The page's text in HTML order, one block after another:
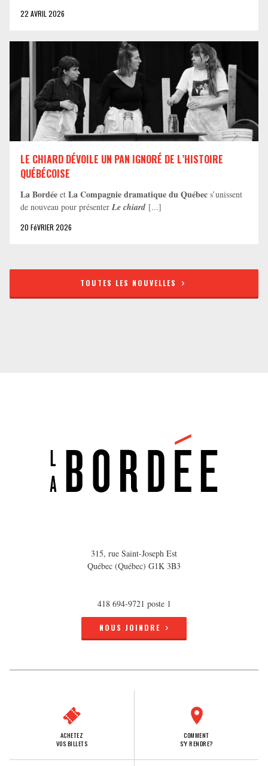
22 AVRIL 2026
LE CHIARD DÉVOILE UN PAN IGNORÉ DE L’HISTOIRE
QUÉBÉCOISE
La Bordée et La Compagnie dramatique du Québec s’unissent
de nouveau pour présenter Le chiard [...]
20 FéVRIER 2026
TOUTES LES NOUVELLES
315, rue Saint-Joseph Est
Québec (Québec) G1K 3B3
418 694-9721 poste 1
NOUS JOINDRE
ACHETEZ
VOS BILLETS
COMMENT
S'Y RENDRE?